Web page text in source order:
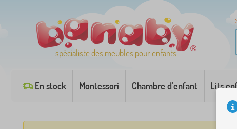
spécialiste des meubles pour enfants
En stock Montessori Chambre d'enfant Lits